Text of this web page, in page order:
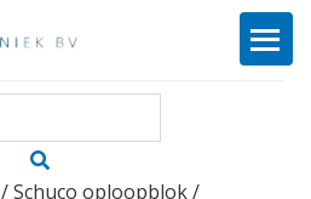
/ Schuco oploopblok /